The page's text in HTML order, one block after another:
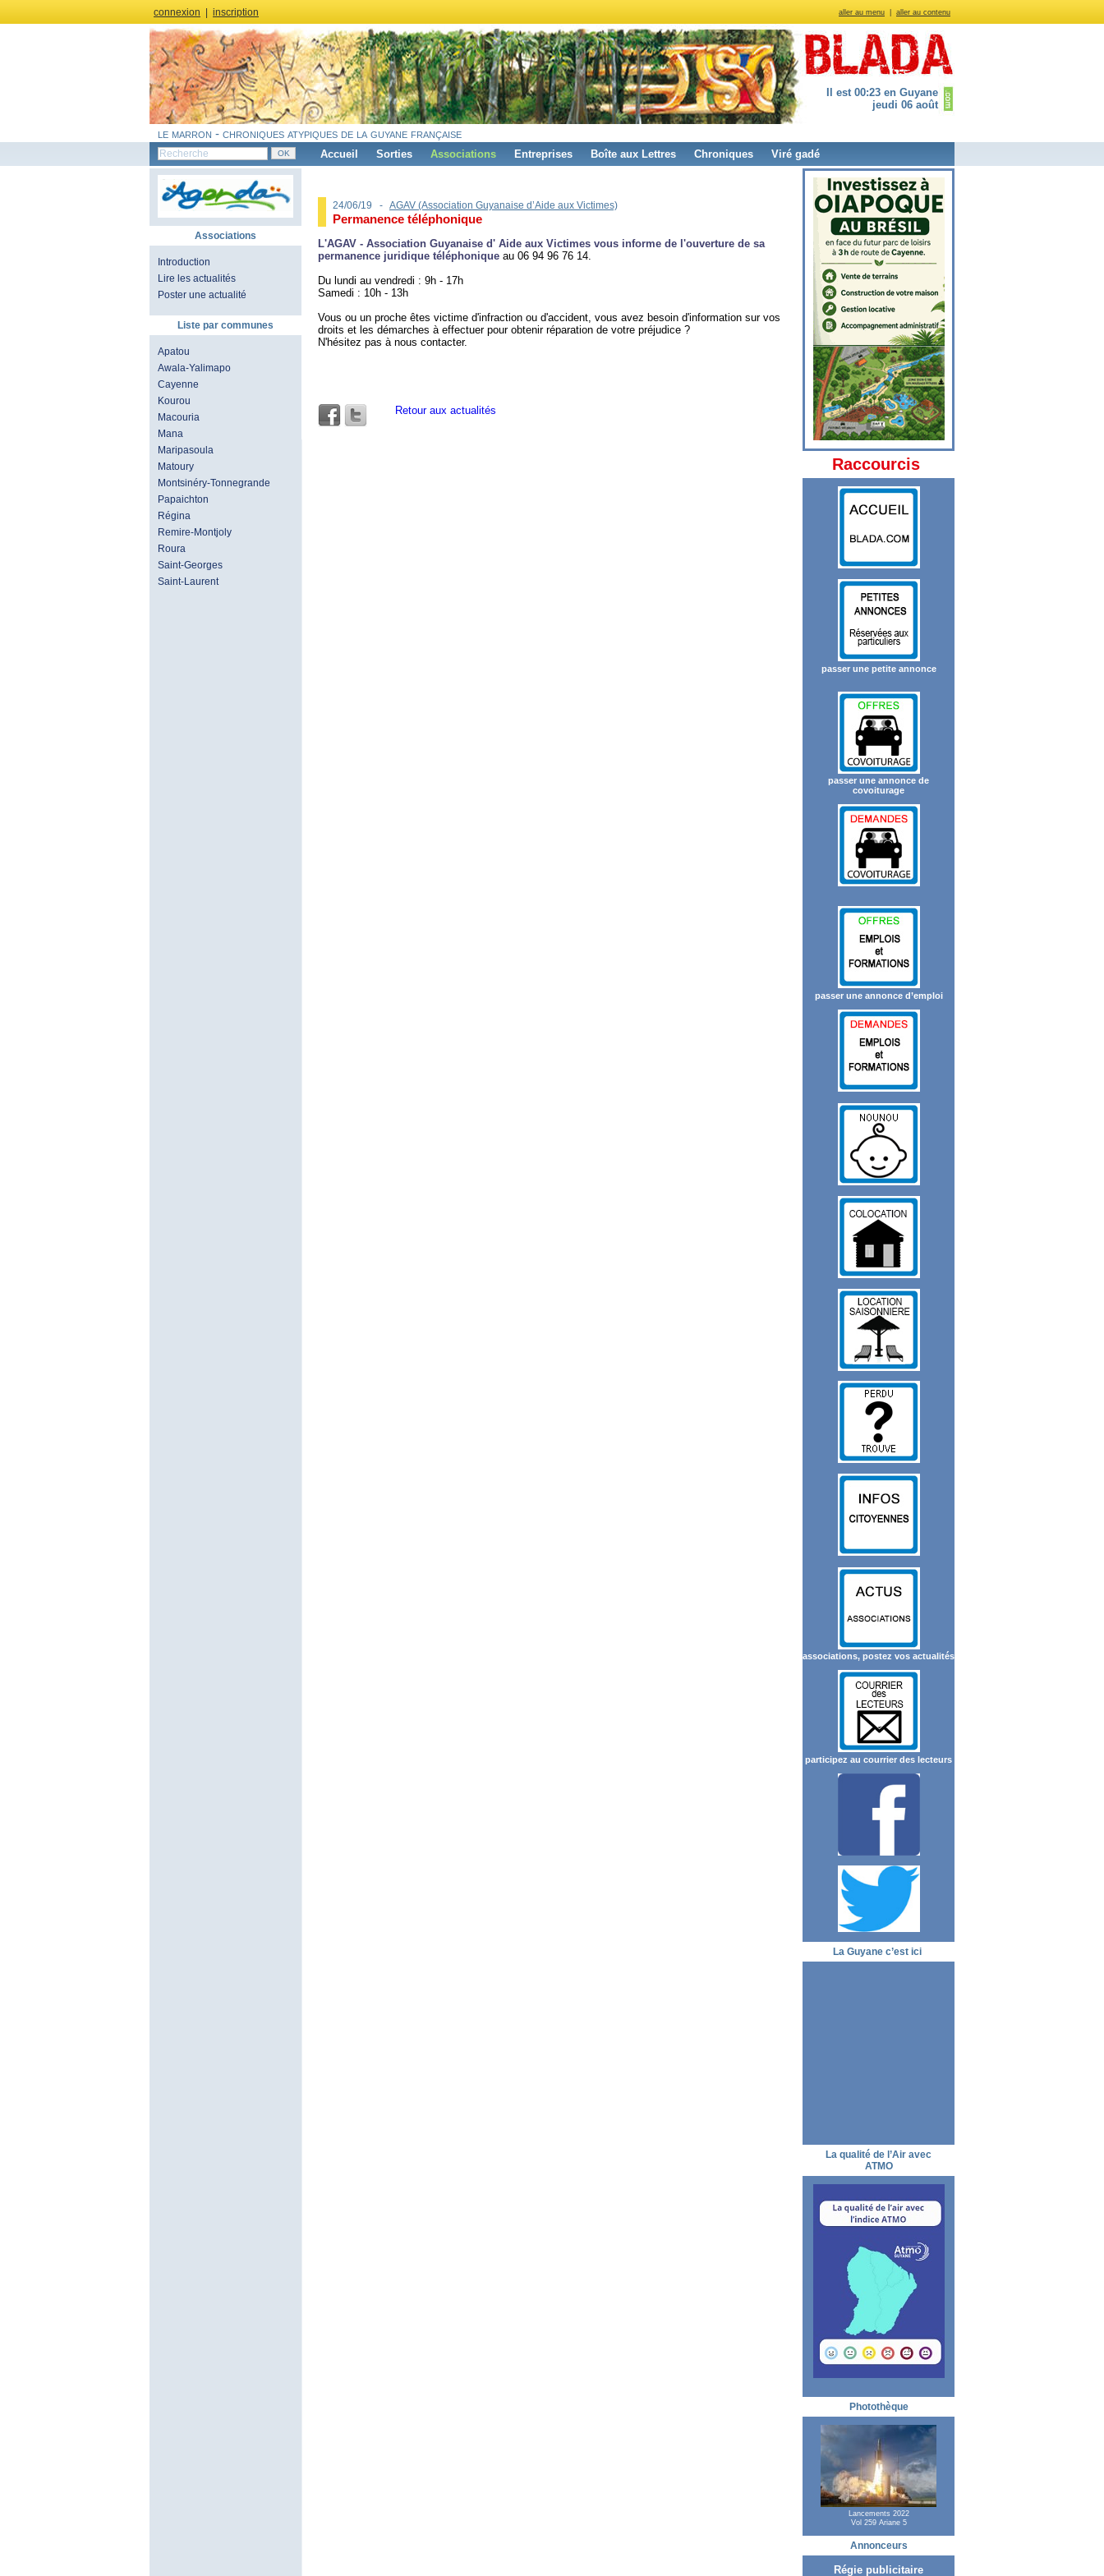
aller au menu aller au contenu
connexion inscription
Il est 00:23 en Guyane
jeudi 06 août
le marron - chroniques atypiques de la guyane française
Accueil Sorties Associations Entreprises Boîte aux Lettres Chroniques Viré gadé
Associations
Introduction
Lire les actualités
Poster une actualité
Liste par communes
Apatou
Awala-Yalimapo
Cayenne
Kourou
Macouria
Mana
Maripasoula
Matoury
Montsinéry-Tonnegrande
Papaichton
Régina
Remire-Montjoly
Roura
Saint-Georges
Saint-Laurent
24/06/19 - AGAV (Association Guyanaise d’Aide aux Victimes)
Permanence téléphonique
L'AGAV - Association Guyanaise d' Aide aux Victimes vous informe de l'ouverture de sa
permanence juridique téléphonique au 06 94 96 76 14.
Du lundi au vendredi : 9h - 17h
Samedi : 10h - 13h
Vous ou un proche êtes victime d'infraction ou d'accident, vous avez besoin d'information sur vos
droits et les démarches à effectuer pour obtenir réparation de votre préjudice ?
N'hésitez pas à nous contacter.
Retour aux actualités
Raccourcis
passer une petite annonce
passer une annonce de
covoiturage
passer une annonce d’emploi
associations, postez vos actualités
participez au courrier des lecteurs
La Guyane c’est ici
La qualité de l’Air avec
ATMO
Photothèque
Lancements 2022
Vol 259 Ariane 5
Annonceurs
Régie publicitaire